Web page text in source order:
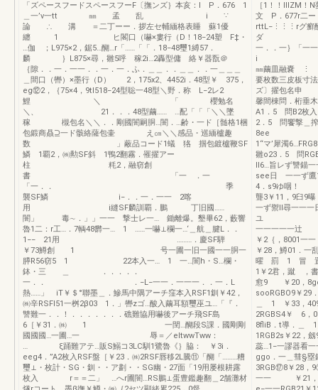
「ズペースフードスペースフーF〔撫ンズ｝本亥：I P．676 1
＿一’v一tt ㎜ 孟 乱 i ∵
論 ∴ 溝 ＝二丁ーー．拶左セ輔緬格表睡 蘇1優
纏 1 ヒ閣口（嚇×婁行（D！18−24塑 F‡・
…伽 ；L975×2，鋸5…醐…r「……「「．18−48璽1縛57．
麟 ｝L875×尋，雛5呼 稼2i…2轟型傭 絡￥器翫＠
｛隙．．一．一一．．一．一．ふ．＿＿．．＿＿．．一＿＿＿
＿間口（轡）×墨行（D） 2，175x2、4452i．48型￥ 375，
eg⑫2，｛75×4，9tl518−24型聡一48型＼野．称 L−2レ2
鯉 ＼ 「 櫻勉名
＼、 21．．．48型繭…… …配「「「＼＼墜
稼 槻包名＼＼．．剛國闇嗣胴…闇．…齢・一ド［髄格1梱
包鍛商贔⊇一ド骸絡薩包壷 え㎝＼＼感品・巡緬櫨趣
数 」蔽品コード1蟻 狢 掴包鍍櫨鞭SF
鱗 1覇2，㈱勲SF斜 1鴨2翻霧．罹擢アー
柱 粍2，融窃創
書 「一 ．一
「一．． 季
襲SF鱗 i−．．一．一一 2喀
用 i縫SF麟訓覇．鵬 丁旧國……
闇」 毒∼．」」一一 撃士レ一… 鋤離爆。墾畢62，藪響
魯1二：r工…．7輌48欝一… 1 ……一嚇⊥欄一…‘＿航＿腱L．．
1−− 21用 ………．慶SF騨
￥73鱒創 1 号一圃一旧一國一一胴一
膵R56窃5 1 22本入一… 1 一…闇h・S…欄・
鉢・三 ＿ ．．．．．
一．． ．−L−一一．一一一．．一．L
熱……」 iT￥＄°聯墨＿．鰺馬中隅アーチ窪本入RSF1釧￥42，
㈱辛RSFI51一桝2β03 1．」轡zゴ…酸入繭耳額璽巫ユ…「『．
讐難一．．！．．．．．．．礁難協用嚇後アーチ飛SF島
6［￥31．㈱ 1 一閏…醐段S課．國剛剛
國國國…一圃…一 辱＝／eltwwTww：
… ξ踊難アテ…販S鰯コ3LC馴1鷺魯《｝脇： ￥3i．
eeg4．”A2枚入RSF盤［￥23．㈱2RSF唇移2L騰⑪「醐「………糟
璽⊥・枚計・SG・釧・・ア劃・・SG幽・27面「19用屡根耕露
枚入 r＝＝二」 …へr圃闇…RS鵬⊥蛋豊鑑趣翻＿2舗灘材
［1！！lllZM！
文 P．
rttL−⋮⋮⋮rグ癬
ダ 臼
一．．一｝「
i
㎜繭皿融嚢 ⋮ 勤
要枚数三皮板寸
ズ〕擢包名
馨間棟問．桁
A1．5 問B2枚
2．5 問饗撃＿
8ee
1“マ’犀濁
雛o23．5 問
ll6…旨レず讐錨
see日 一一ず鷹
4．s9ゆ
聾3￥11，9臼9
一ず禦ll
ユ
一一一一一辻
￥2｛，8001一
￥28，鱒01．一
曜 罰 1 冒
1￥2君，蹴
愈9 ￥20，
sooRGBO9￥29
＿ 1 ￥33，
2RGBS4￥ 6，
8fliB．t導．＿
1RGB2s￥22，
蕊…1−一謬器看
ggo．一＿彗§
3RGB⑰8￥28，
一一 ￥21，